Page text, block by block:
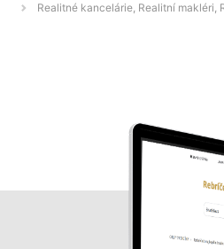
Realitné kancelárie, Realitní makléri,